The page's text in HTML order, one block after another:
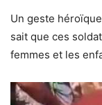
Un geste
sait que ces
femmes et les